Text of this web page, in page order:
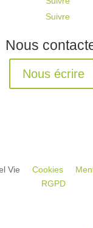
Suivre
Nous
Nous écrire
VieCookies
RGPD